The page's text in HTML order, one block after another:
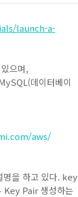
launch-a-
으며,
데이터베이
aws/
명을 하고 있다. key
Key Pair 생성하는